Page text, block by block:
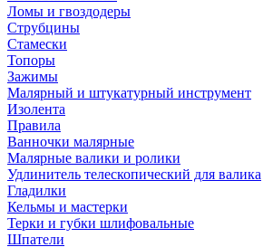
Ломы и гвоздодеры
Струбцины
Стамески
Топоры
Зажимы
Малярный и штукатурный инструмент
Изолента
Правила
Ванночки малярные
Малярные валики и ролики
Удлинитель телескопический для валика
Гладилки
Кельмы и мастерки
Терки и губки шлифовальные
Шпатели